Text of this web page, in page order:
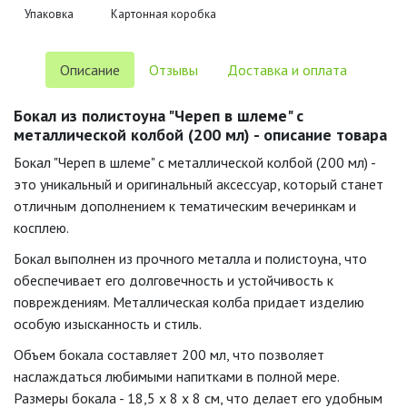
Упаковка Картонная коробка
Описание Отзывы Доставка и оплата
Бокал из полистоуна "Череп в шлеме" с
металлической колбой (200 мл) - описание товара
Бокал "Череп в шлеме" с металлической колбой (200 мл) -
это уникальный и оригинальный аксессуар, который станет
отличным дополнением к тематическим вечеринкам и
косплею.
Бокал выполнен из прочного металла и полистоуна, что
обеспечивает его долговечность и устойчивость к
повреждениям. Металлическая колба придает изделию
особую изысканность и стиль.
Объем бокала составляет 200 мл, что позволяет
наслаждаться любимыми напитками в полной мере.
Размеры бокала - 18,5 x 8 x 8 см, что делает его удобным